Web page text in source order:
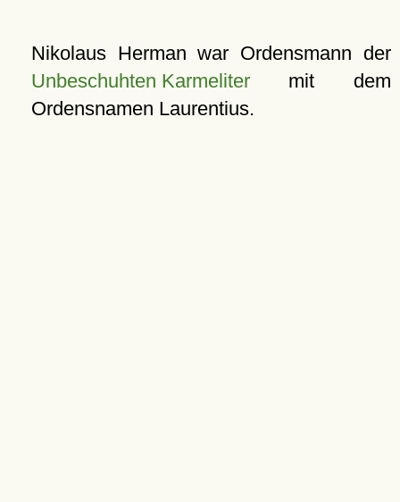
Nikolaus Herman war Ordensmann der
Unbeschuhten Karmelitermit dem
Ordensnamen Laurentius.